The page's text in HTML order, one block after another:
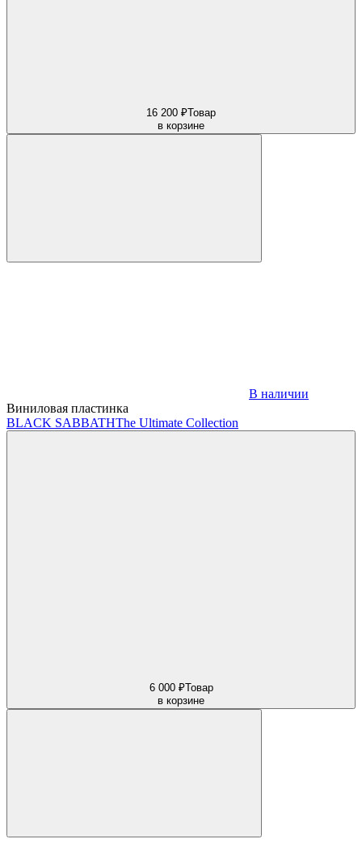
16 200 ₽Товар
в корзине
В наличии
Виниловая пластинка
BLACK SABBATHThe Ultimate Collection
6 000 ₽Товар
в корзине